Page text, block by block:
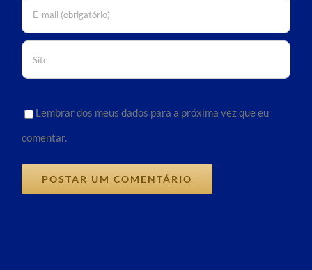
Lembrar dos meus dados para a próxima vez que eu
comentar.